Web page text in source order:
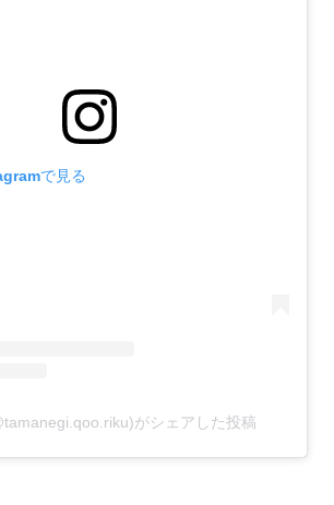
で見る
がシェアした投稿